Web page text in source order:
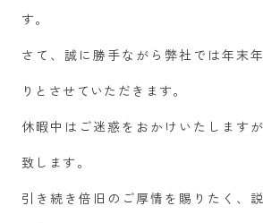
す。
さて、誠に勝手ながら弊社では年末
りとさせていただきます。
休暇中はご迷惑をおかけいたします
致します。
引き続き倍旧のご厚情を賜りたく、